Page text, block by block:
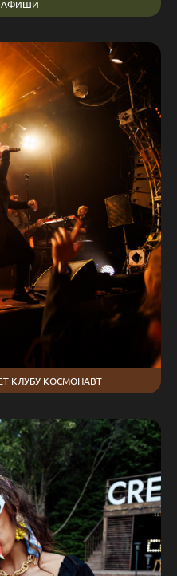
АФИШИ
КЛУБУ КОСМОНАВТ